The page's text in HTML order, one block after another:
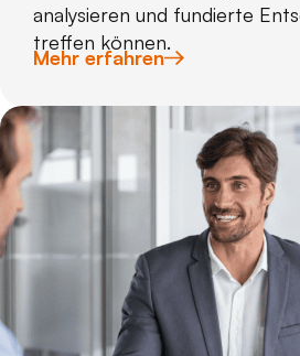
analysieren und fundierte
treffen können.
Mehr erfahren